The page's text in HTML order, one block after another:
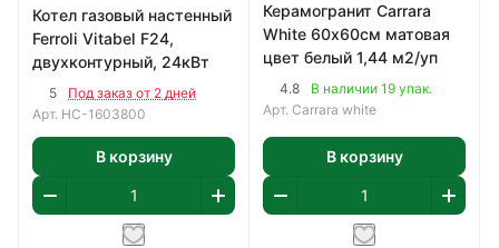
Котел газовый настенный
Ferroli Vitabel F24,
двухконтурный, 24кВт
5
Под заказ от 2 дней
Арт. НС-1603800
В корзину
Керамогранит Carrara
White 60х60см матовая
цвет белый 1,44 м2/уп
4.8
В наличии 19 упак.
Арт. Carrara white
В корзину